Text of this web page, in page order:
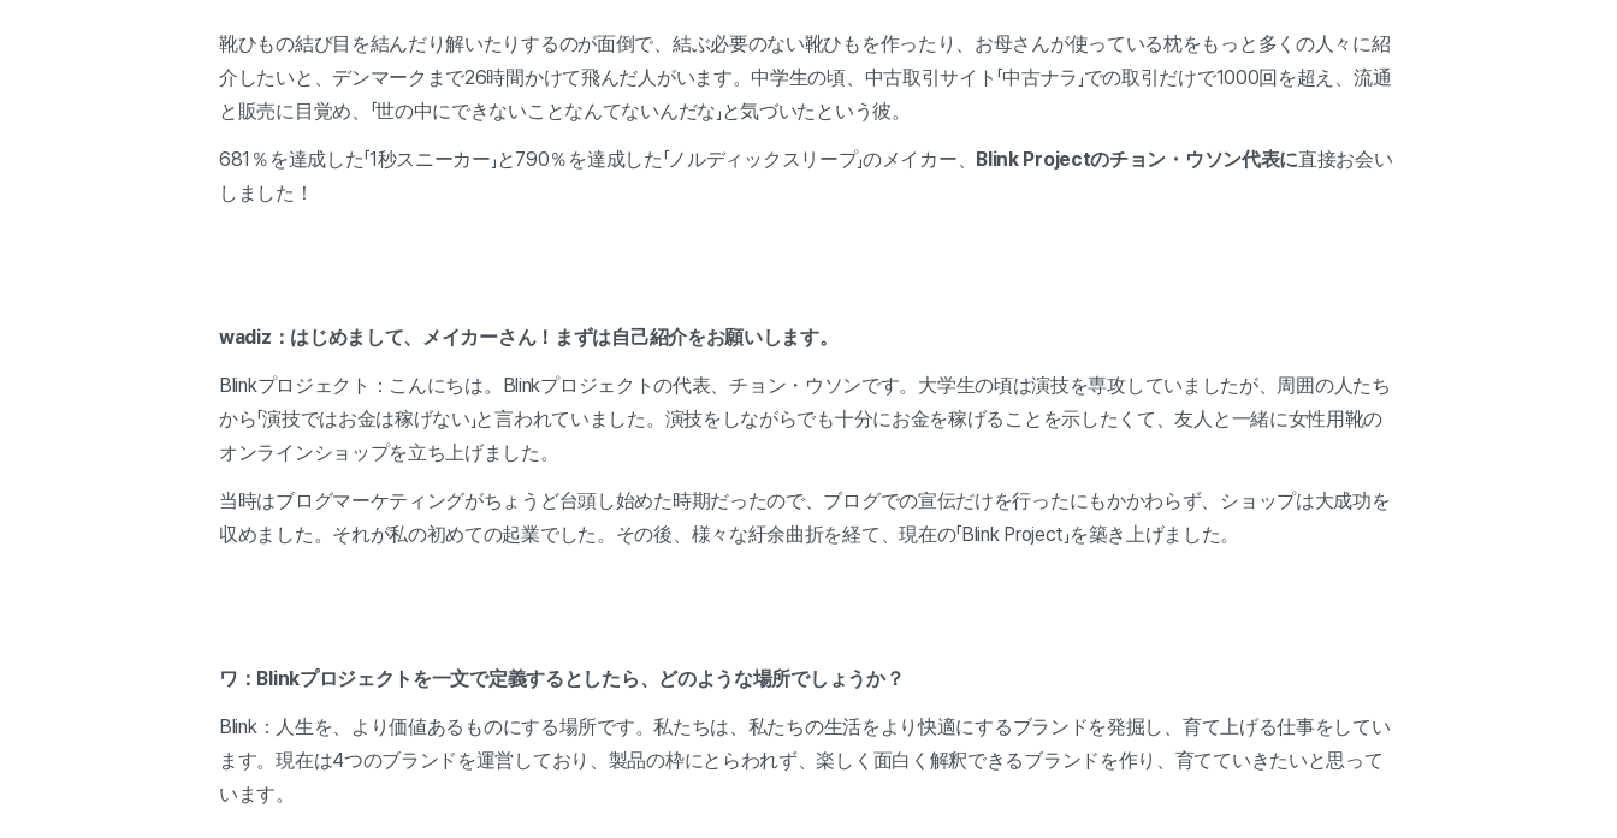
靴ひもの結び目を結んだり解いたりするのが面倒で、結ぶ必要のない靴ひもを作ったり、お母さんが使っている枕をもっと多くの人々に紹
介したいと、デンマークまで26時間かけて飛んだ人がいます。中学生の頃、中古取引サイト「中古ナラ」での取引だけで1000回を超え、流通
と販売に目覚め、「世の中にできないことなんてないんだな」と気づいたという彼。
681％を達成した「1秒スニーカー」と790％を達成した「ノルディックスリープ」のメイカー、 Blink Projectのチョン・ウソン代表に直接お会い
しました！
wadiz：はじめまして、メイカーさん！まずは自己紹介をお願いします。
Blinkプロジェクト：こんにちは。Blinkプロジェクトの代表、チョン・ウソンです。大学生の頃は演技を専攻していましたが、周囲の人たち
から「演技ではお金は稼げない」と言われていました。演技をしながらでも十分にお金を稼げることを示したくて、友人と一緒に女性用靴の
オンラインショップを立ち上げました。
当時はブログマーケティングがちょうど台頭し始めた時期だったので、ブログでの宣伝だけを行ったにもかかわらず、ショップは大成功を
収めました。それが私の初めての起業でした。その後、様々な紆余曲折を経て、現在の「Blink Project」を築き上げました。
ワ：Blinkプロジェクトを一文で定義するとしたら、どのような場所でしょうか？
Blink：人生を、より価値あるものにする場所です。私たちは、私たちの生活をより快適にするブランドを発掘し、育て上げる仕事をしてい
ます。現在は4つのブランドを運営しており、製品の枠にとらわれず、楽しく面白く解釈できるブランドを作り、育てていきたいと思って
います。